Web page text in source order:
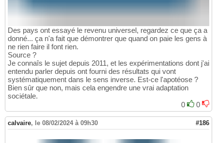
Des pays ont essayé le revenu universel, regardez ce que ça a
donné... ça n'a fait que démontrer que quand on paie les gens à
ne rien faire il font rien.
Source ?
Je connaîs le sujet depuis 2011, et les expérimentations dont j'ai
entendu parler depuis ont fourni des résultats qui vont
systématiquement dans le sens inverse. Est-ce l'apotéose ?
Bien sûr que non, mais cela engendre une vrai adaptation
sociétale.
0
0
calvaire, le 08/02/2024 à 09h30 #186